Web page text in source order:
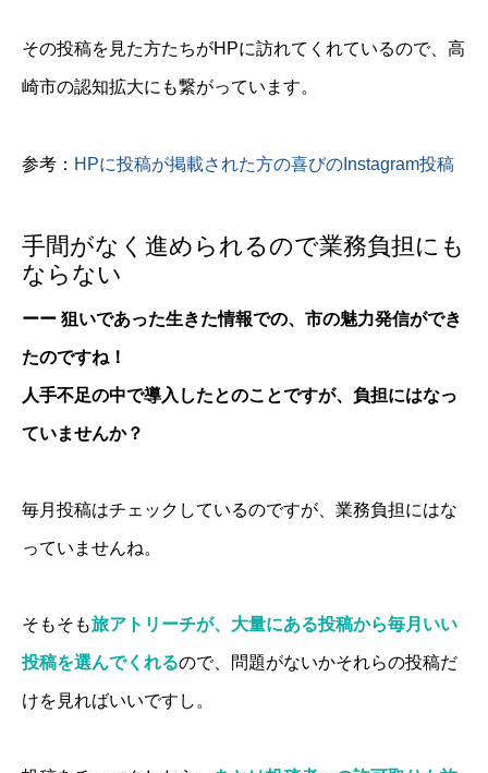
その投稿を見た方たちがHPに訪れてくれているので、高
崎市の認知拡大にも繋がっています。
参考： HPに投稿が掲載された方の喜びのInstagram投稿
手間がなく進められるので業務負担にも
ならない
ーー 狙いであった生きた情報での、市の魅力発信ができ
たのですね！
人手不足の中で導入したとのことですが、負担にはなっ
ていませんか？
毎月投稿はチェックしているのですが、業務負担にはな
っていませんね。
そもそも旅アトリーチが、大量にある投稿から毎月いい
投稿を選んでくれるので、問題がないかそれらの投稿だ
けを見ればいいですし。